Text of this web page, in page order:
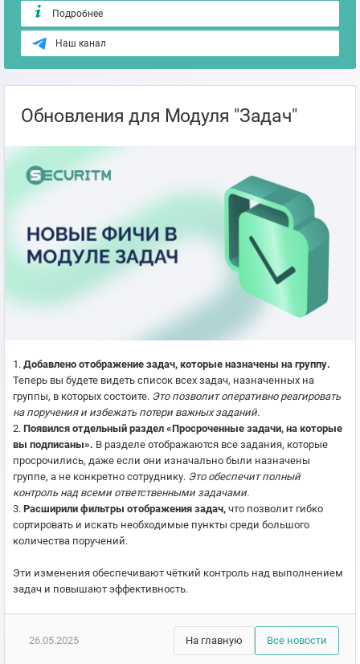
Подробнее
Наш канал
Обновления для Модуля "Задач"
1. Добавлено отображение задач, которые назначены на группу.
Теперь вы будете видеть список всех задач, назначенных на
группы, в которых состоите. Это позволит оперативно реагировать
на поручения и избежать потери важных заданий.
2. Появился отдельный раздел «Просроченные задачи, на которые
вы подписаны». В разделе отображаются все задания, которые
просрочились, даже если они изначально были назначены
группе, а не конкретно сотруднику. Это обеспечит полный
контроль над всеми ответственными задачами.
3. Расширили фильтры отображения задач, что позволит гибко
сортировать и искать необходимые пункты среди большого
количества поручений.
Эти изменения обеспечивают чёткий контроль над выполнением
задач и повышают эффективность.
26.05.2025 На главную Все новости